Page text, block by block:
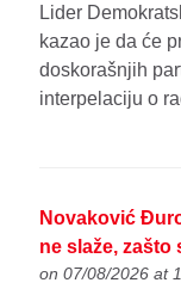
Lider
kazao je da će
doskorašnjih
interpelaciju o
Novaković
ne slaže, zašto
on 07/08/2026 at